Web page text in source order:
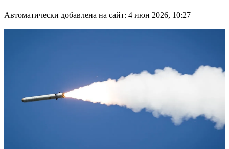
Автоматически добавлена на сайт: 4 июн 2026, 10:27